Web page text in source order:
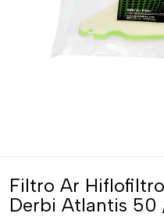
Filtro Ar
Derbi Atlantis 50